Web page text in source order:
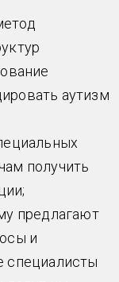
аутизм
получить
предлагают
и
специалисты